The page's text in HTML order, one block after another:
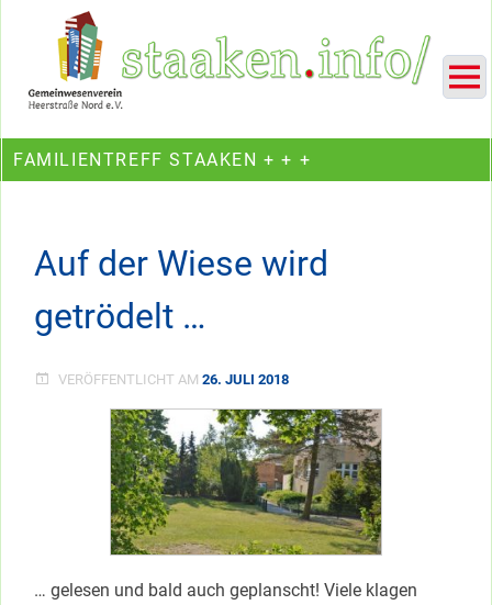
Ein Projekt des Gemeinwesenvereins Heerstraße Nord
FAMILIENTREFF STAAKEN + + +
Auf der Wiese wird
getrödelt …
VERÖFFENTLICHT AM 26. JULI 2018
… gelesen und bald auch geplanscht! Viele klagen